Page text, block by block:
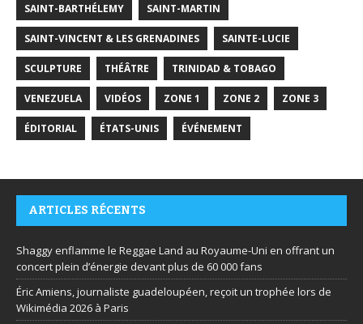
SAINT-BARTHÉLEMY SAINT-MARTIN
SAINT-VINCENT & LES GRENADINES SAINTE-LUCIE
SCULPTURE THÉÂTRE TRINIDAD & TOBAGO
VENEZUELA VIDÉOS ZONE 1 ZONE 2 ZONE 3
ÉDITORIAL ÉTATS-UNIS ÉVÉNEMENT
ARTICLES RÉCENTS
Shaggy enflamme le Reggae Land au Royaume-Uni en offrant un
concert plein d’énergie devant plus de 60 000 fans
Éric Amiens, journaliste guadeloupéen, reçoit un trophée lors de
Wikimédia 2026 à Paris